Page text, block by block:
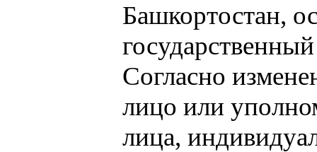
Башкортостан,
Согласно
лицо или
лица,